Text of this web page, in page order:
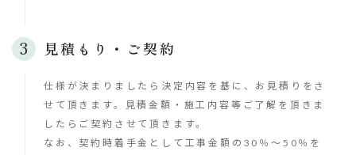
見積もり・ご契約
仕様が決まりましたら決定内容を基に、お見積りをさ
せて頂きます。見積金額・施工内容等ご了解を頂きま
したらご契約させて頂きます。
なお、契約時着手金として工事金額の30％～50％を